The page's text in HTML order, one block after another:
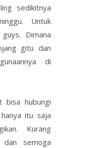
sedikitnya
Untuk
Dimana
gitu dan
di
bisa hubungi
itu saja
Kurang
dan semoga